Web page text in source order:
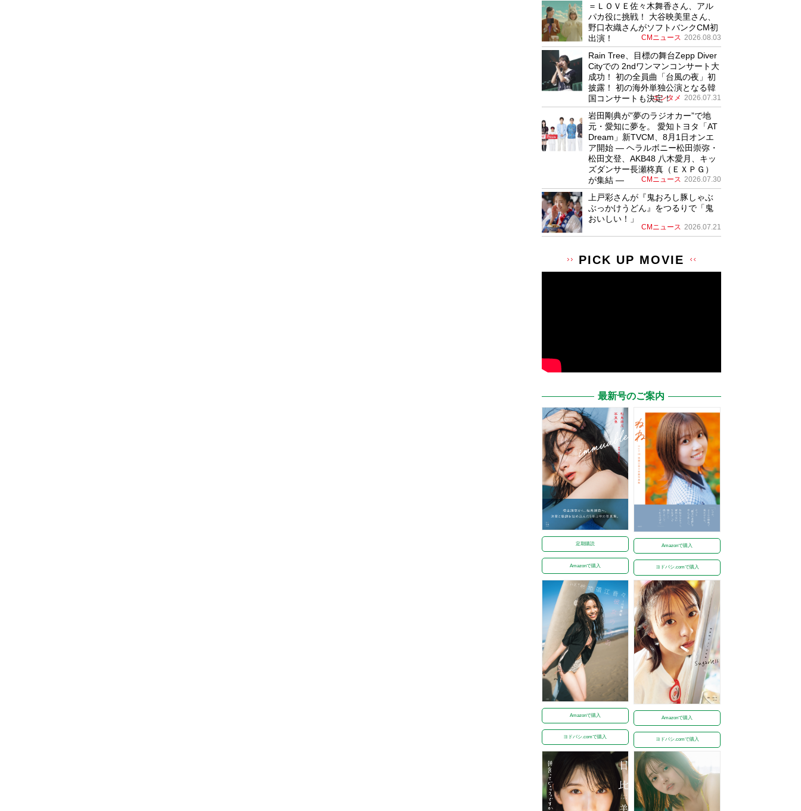
＝ＬＯＶＥ佐々木舞香さん、アル
パカ役に挑戦！ 大谷映美里さん、
野口衣織さんがソフトバンクCM初
出演！
CMニュース 2026.08.03
Rain Tree、目標の舞台Zepp Diver
Cityでの 2ndワンマンコンサート大
成功！ 初の全員曲「台風の夜」初
披露！ 初の海外単独公演となる韓
国コンサートも決定！
エンタメ 2026.07.31
岩田剛典が”夢のラジオカー”で地
元・愛知に夢を。 愛知トヨタ「AT
Dream」新TVCM、8月1日オンエ
ア開始 ― ヘラルボニー松田崇弥・
松田文登、AKB48 八木愛月、キッ
ズダンサー長瀬柊真（ＥＸＰＧ）
が集結 ―
CMニュース 2026.07.30
上戸彩さんが『鬼おろし豚しゃぶ
ぶっかけうどん』をつるりで「鬼
おいしい！」
CMニュース 2026.07.21
PICK UP MOVIE
最新号のご案内
定期購読
Amazonで購入
Amazonで購入
ヨドバシ.comで購入
Amazonで購入
ヨドバシ.comで購入
Amazonで購入
ヨドバシ.comで購入